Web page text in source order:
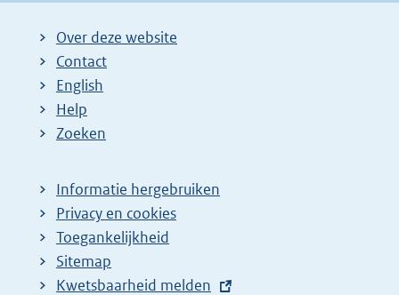
Over deze website
Contact
English
Help
Zoeken
Informatie hergebruiken
Privacy en cookies
Toegankelijkheid
Sitemap
E
Kwetsbaarheid melden